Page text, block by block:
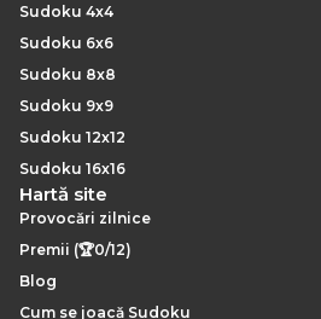
Sudoku 4x4
Sudoku 6x6
Sudoku 8x8
Sudoku 9x9
Sudoku 12x12
Sudoku 16x16
Hartă site
Provocări zilnice
Premii (🏆0/12)
Blog
Cum se joacă Sudoku